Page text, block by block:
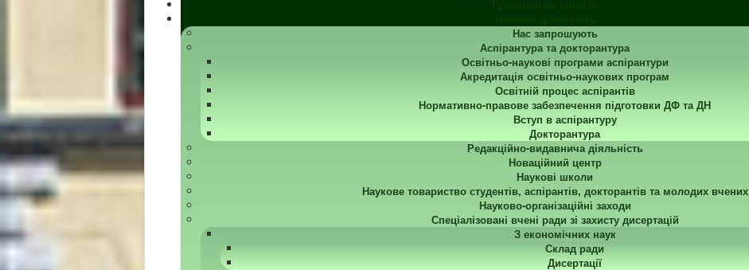
Нас запрошують
Аспірантура та докторантура
Освітньо-наукові програми аспірантури
Акредитація освітньо-наукових програм
Освітній процес аспірантів
Нормативно-правове забезпечення підготовки ДФ та ДН
Вступ в аспірантуру
Докторантура
Редакційно-видавнича діяльність
Новаційний центр
Наукові школи
Наукове товариство студентів, аспірантів, докторантів та молодих вчених
Науково-організаційні заходи
Спеціалізовані вчені ради зі захисту дисертацій
З економічних наук
Склад ради
Дисертації